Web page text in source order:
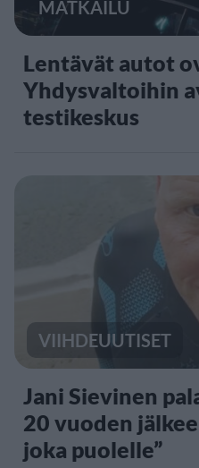
MATKAILU
Lentävät autot
Yhdysvaltoihin
testikeskus
VIIHDEUUTISET
Jani Sievinen
20 vuoden
joka puolelle”